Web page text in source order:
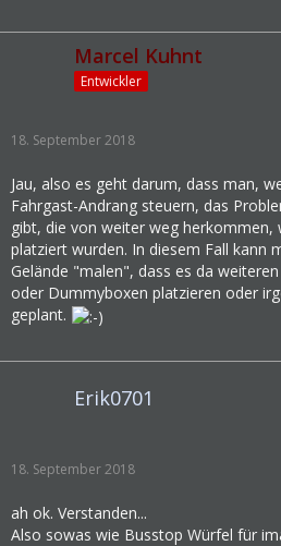
Marcel Kuhnt
Entwickler
18. September 2018
Jau, also es geht darum, dass man,
Fahrgast-Andrang steuern, das
gibt, die von weiter weg herkommen,
platziert wurden. In diesem Fall kann
Gelände "malen", dass es da
oder Dummyboxen platzieren oder
geplant.
Erik0701
18. September 2018
ah ok. Verstanden...
Also sowas wie Busstop Würfel für